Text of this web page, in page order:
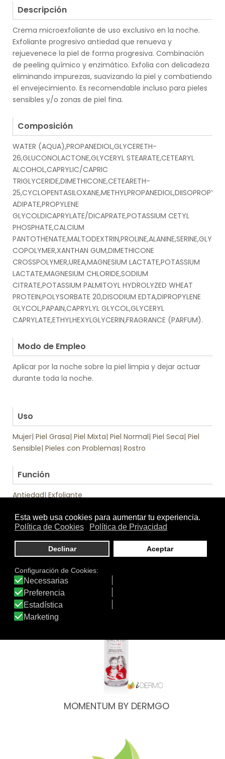
Descripción
Crema microexfoliante de uso exclusivo en la noche.
Exfoliante progresivo antiedad que renueva y
rejuevenece la piel de forma progresiva. Combinación
de peeling químico y enzimático. Exfolia con delicadeza
eliminando impurezas, suavizando la piel y combatiendo
el envejecimiento. Es recomendable incluso para pieles
sensibles y/o zonas de piel fina.
Composición
WATER (AQUA),PROPANEDIOL,GLYCERETH-
26,GLUCONOLACTONE,GLYCERYL STEARATE,CETEARYL
ALCOHOL,CAPRYLIC/CAPRIC
TRIGLYCERIDE,DIMETHICONE,CETEARETH-
25,CYCLOPENTASILOXANE,METHYLPROPANEDIOL,DIISOPROPYL
ADIPATE,PROPYLENE
GLYCOLDICAPRYLATE/DICAPRATE,POTASSIUM CETYL
PHOSPHATE,CALCIUM
COPOLYMER,XANTHAN GUM,DIMETHICONE
CROSSPOLYMER,UREA,MAGNESIUM LACTATE,POTASSIUM
LACTATE,MAGNESIUM CHLORIDE,SODIUM
CITRATE,POTASSIUM PALMITOYL HYDROLYZED WHEAT
PROTEIN,POLYSORBATE 20,DISODIUM EDTA,DIPROPYLENE
GLYCOL,PAPAIN,CAPRYLYL GLYCOL,GLYCERYL
CAPRYLATE,ETHYLHEXYLGLYCERIN,FRAGRANCE (PARFUM).
Modo de Empleo
Aplicar por la noche sobre la piel limpia y dejar actuar
durante toda la noche.
Uso
Mujer| Piel Grasa| Piel Mixta| Piel Normal| Piel Seca| Piel
Sensible| Pieles con Problemas| Rostro
Función
Antiedad|Exfoliante
Textura
Tratamiento
de:
Otros productos de dermGO
MOMENTUM BY DERMGO